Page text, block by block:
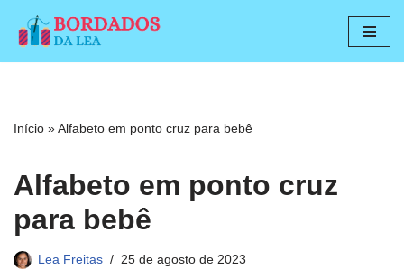
Pular
conteúdo
Início »Alfabeto em ponto cruz para bebê
Alfabeto em ponto cruz
para bebê
Lea Freitas 25 de agosto de 2023